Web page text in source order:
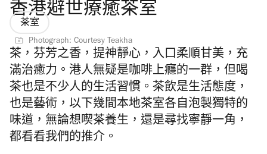
香港避世療癒茶室
茶室
Photograph: Courtesy Teakha
茶，芬芳之香，提神靜心，入口柔順甘美，充
滿治癒力。港人無疑是咖啡上癮的一群，但喝
茶也是不少人的生活習慣。茶飲是生活態度，
也是藝術，以下幾間本地茶室各自泡製獨特的
味道，無論想喫茶養生，還是尋找寧靜一角，
都看看我們的推介。